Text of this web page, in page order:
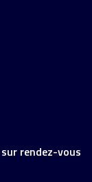
rendez-vous